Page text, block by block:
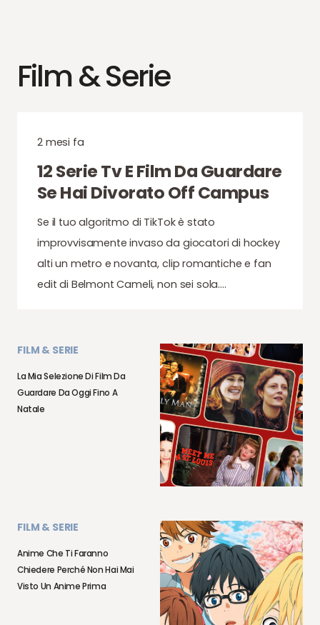
Film & Serie
2 mesi fa
12 Serie Tv E Film Da Guardare
Se Hai Divorato Off Campus
Se il tuo algoritmo di TikTok è stato
improvvisamente invaso da giocatori di hockey
alti un metro e novanta, clip romantiche e fan
edit di Belmont Cameli, non sei sola.…
FILM & SERIE
La Mia Selezione Di Film Da
Guardare Da Oggi Fino A
Natale
FILM & SERIE
Anime Che Ti Faranno
Chiedere Perché Non Hai Mai
Visto Un Anime Prima